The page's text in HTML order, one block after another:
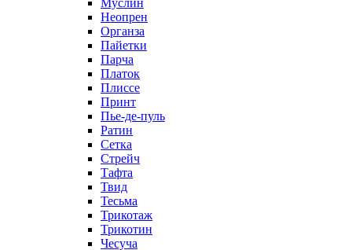
Муслин
Неопрен
Органза
Пайетки
Парча
Платок
Плиссе
Принт
Пье-де-пуль
Ратин
Сетка
Стрейч
Тафта
Твид
Тесьма
Трикотаж
Трикотин
Чесуча